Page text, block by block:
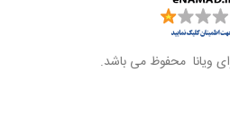
ویانا محفوظ می باشد.